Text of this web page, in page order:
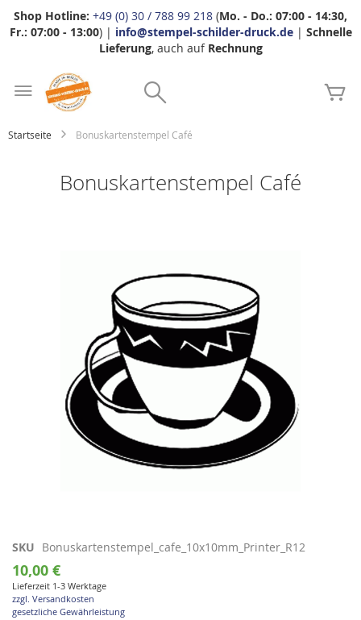
Shop Hotline: +49 (0) 30 / 788 99 218 (Mo. - Do.: 07:00 - 14:30,
Fr.: 07:00 - 13:00) | info@stempel-schilder-druck.de| Schnelle
Lieferung, auch auf Rechnung
Startseite Bonuskartenstempel Café
Bonuskartenstempel Café
Zum
Anfang
der
Bildgalerie
springen
SKU Bonuskartenstempel_cafe_10x10mm_Printer_R12
10,00 €
Lieferzeit 1-3 Werktage
zzgl. Versandkosten
gesetzliche Gewährleistung